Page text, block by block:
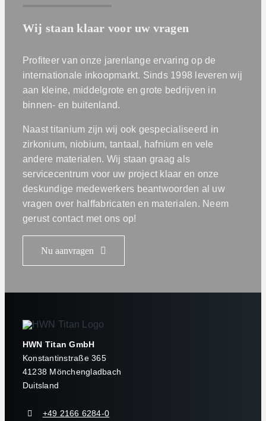
Wij staan klaar voor uw vragen
Profiteer van onze jarenlange ervaring op de
internationale inkoopmarkt. Sinds 1998 leveren wij
aan kleine, middelgrote en grote bedrijven in
binnen- en buitenland.
Naast titanium zijn wij ook gespecialiseerd in
zirkonium, niobium, tantaal, hafnium en vele
andere materialen. Wij staan graag als
servicecentrum voor uw project klaar en onze
deskundige medewerkers beantwoorden al uw
vragen over halffabricaten en materialen. Neem
gerust contact met ons op!
Nu aanvragen
HWN Titan GmbH
Konstantinstraße 365
41238 Mönchengladbach
Duitsland
+49 2166 6284-0